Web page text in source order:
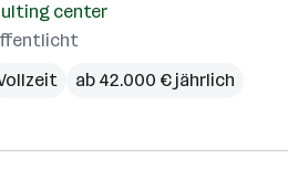
center
ab 42.000 € jährlich